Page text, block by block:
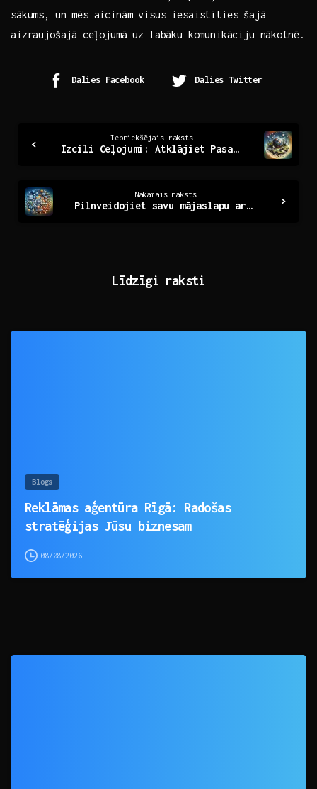
sākums, un​ mēs aicinām visus iesaistīties šajā
aizraujošajā⁣ ceļojumā uz labāku komunikāciju nākotnē.
Dalies Facebook Dalies Twitter
Reading
Iepriekšējais raksts
Izcili Ceļojumi: Atklājiet Pasakainās Latvijas Vieta
Nākamais raksts
Pilnveidojiet savu mājaslapu ar efektīvu SEO auditēšanu
Līdzīgi raksti
Blogs
Reklāmas aģentūra Rīgā: Radošas
stratēģijas Jūsu biznesam
08/08/2026